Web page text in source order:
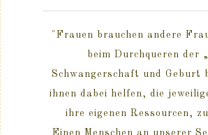
"Frauen brauchen andere
beim Durchqueren der
Schwangerschaft und Geburt
ihnen dabei helfen, die
ihre eigenen Ressourcen,
Einen Menschen an unserer